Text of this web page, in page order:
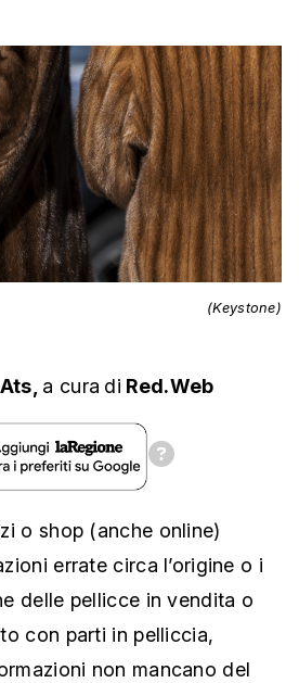
(Keystone)
Ats, a cura di Red.Web
o shop (anche online)
errate circa l’origine o i
delle pellicce in vendita o
con parti in pelliccia,
non mancano del